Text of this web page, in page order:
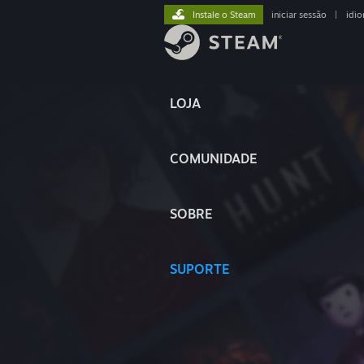
LOJA
COMUNIDADE
SOBRE
SUPORTE
Instale o Steam iniciar sessão